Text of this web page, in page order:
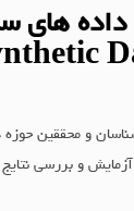
و محققین
و بررسی